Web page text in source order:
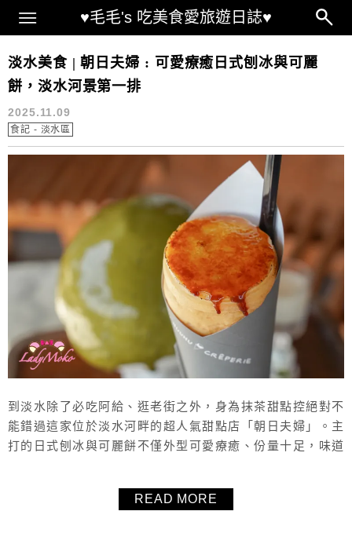
♥毛毛's 吃美食愛旅遊日誌♥
Main Menu
朝日夫婦菜單
淡水美食 | 朝日夫婦 : 可愛療癒日式刨冰與可麗
餅，淡水河景第一排
2025.11.09
食記 - 淡水區
到淡水除了必吃阿給、逛老街之外，身為抹茶甜點控絕對不
能錯過這家位於淡水河畔的超人氣甜點店「朝日夫婦」。主
打的日式刨冰與可麗餅不僅外型可愛療癒、份量十足，味道
日式刨冰，香濃消暑又不膩口。雖然座位不多、平日也常客
READ MORE